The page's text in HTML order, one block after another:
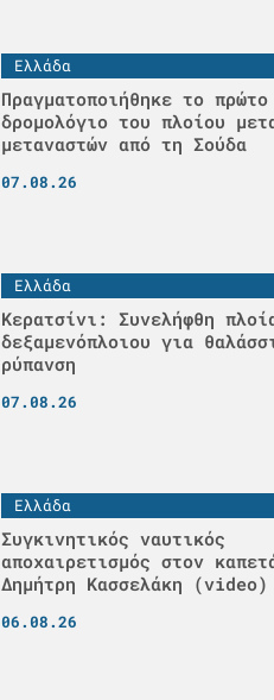
Ελλάδα
Πραγματοποιήθηκε το πρώτο
δρομολόγιο του πλοίου
μεταναστών από τη Σούδα
07.08.26
Ελλάδα
Κερατσίνι: Συνελήφθη
δεξαμενόπλοιου για
ρύπανση
07.08.26
Ελλάδα
Συγκινητικός ναυτικός
αποχαιρετισμός στον
Δημήτρη Κασσελάκη (video)
06.08.26